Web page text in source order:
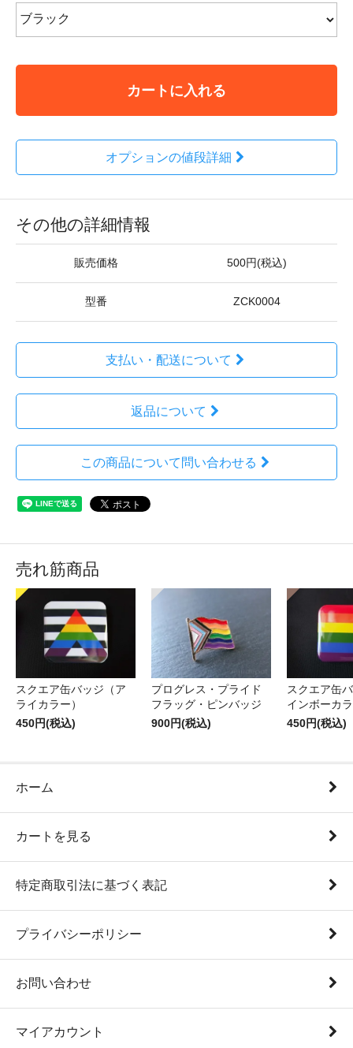
カートに入れる
オプションの値段詳細
その他の詳細情報
販売価格 500円(税込)
型番 ZCK0004
支払い・配送について
返品について
この商品について問い合わせる
売れ筋商品
スクエア缶バッジ（ア
ライカラー）
450円(税込)
プログレス・プライド
フラッグ・ピンバッジ
900円(税込)
スクエア缶
インボーカ
450円(税込)
ホーム
カートを見る
特定商取引法に基づく表記
プライバシーポリシー
お問い合わせ
マイアカウント